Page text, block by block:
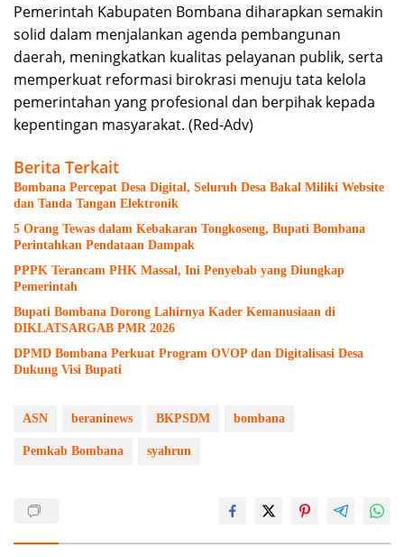
Pemerintah Kabupaten Bombana diharapkan semakin
solid dalam menjalankan agenda pembangunan
daerah, meningkatkan kualitas pelayanan publik, serta
memperkuat reformasi birokrasi menuju tata kelola
pemerintahan yang profesional dan berpihak kepada
kepentingan masyarakat. (Red-Adv)
Berita Terkait
Bombana Percepat Desa Digital, Seluruh Desa Bakal Miliki Website
dan Tanda Tangan Elektronik
5 Orang Tewas dalam Kebakaran Tongkoseng, Bupati Bombana
Perintahkan Pendataan Dampak
PPPK Terancam PHK Massal, Ini Penyebab yang Diungkap
Pemerintah
Bupati Bombana Dorong Lahirnya Kader Kemanusiaan di
DIKLATSARGAB PMR 2026
DPMD Bombana Perkuat Program OVOP dan Digitalisasi Desa
Dukung Visi Bupati
ASN beraninews BKPSDM bombana
Pemkab Bombana syahrun